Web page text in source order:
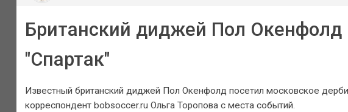
Британский диджей Пол Окенфолд
"Спартак"
Известный британский диджей Пол Окенфолд посетил московское
корреспондент bobsoccer.ru Ольга Торопова с места событий.